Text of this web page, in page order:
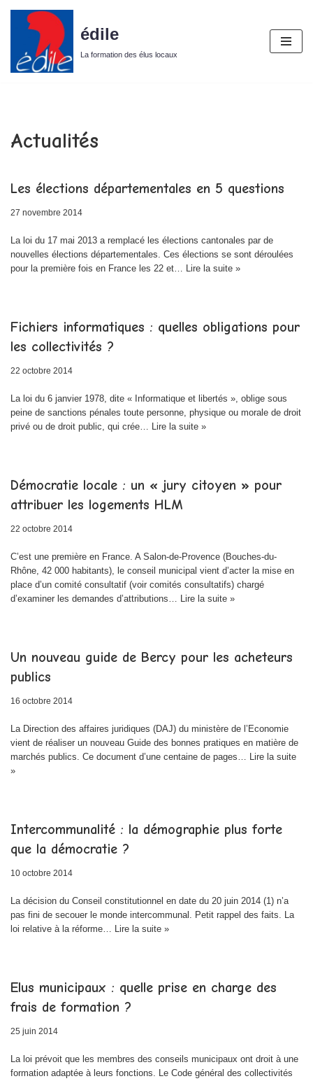
contenu
édile
La formation des élus locaux
Actualités
Les élections départementales en 5 questions
27 novembre 2014
La loi du 17 mai 2013 a remplacé les élections cantonales par de
nouvelles élections départementales. Ces élections se sont déroulées
pour la première fois en France les 22 et… Lire la suite »
Fichiers informatiques : quelles obligations pour
les collectivités ?
22 octobre 2014
La loi du 6 janvier 1978, dite « Informatique et libertés », oblige sous
peine de sanctions pénales toute personne, physique ou morale de droit
privé ou de droit public, qui crée… Lire la suite »
Démocratie locale : un « jury citoyen » pour
attribuer les logements HLM
22 octobre 2014
C’est une première en France. A Salon-de-Provence (Bouches-du-
Rhône, 42 000 habitants), le conseil municipal vient d’acter la mise en
place d’un comité consultatif (voir comités consultatifs) chargé
d’examiner les demandes d’attributions… Lire la suite »
Un nouveau guide de Bercy pour les acheteurs
publics
16 octobre 2014
La Direction des affaires juridiques (DAJ) du ministère de l’Economie
vient de réaliser un nouveau Guide des bonnes pratiques en matière de
marchés publics. Ce document d’une centaine de pages… Lire la suite
»
Intercommunalité : la démographie plus forte
que la démocratie ?
10 octobre 2014
La décision du Conseil constitutionnel en date du 20 juin 2014 (1) n’a
pas fini de secouer le monde intercommunal. Petit rappel des faits. La
loi relative à la réforme… Lire la suite »
Elus municipaux : quelle prise en charge des
frais de formation ?
25 juin 2014
La loi prévoit que les membres des conseils municipaux ont droit à une
formation adaptée à leurs fonctions. Le Code général des collectivités